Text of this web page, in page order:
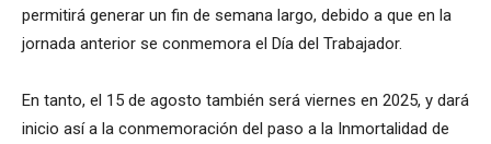
permitirá generar un fin de semana largo, debido a que en la
jornada anterior se conmemora el Día del Trabajador.
En tanto, el 15 de agosto también será viernes en 2025, y dará
inicio así a la conmemoración del paso a la Inmortalidad de